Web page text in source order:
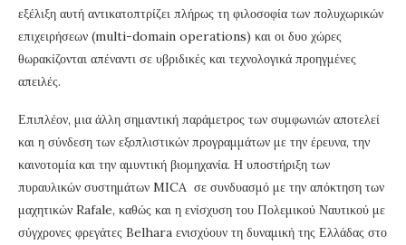
εξέλιξη αυτή αντικατοπτρίζει πλήρως τη φιλοσοφία των πολυχωρικών
επιχειρήσεων (multi-domain operations) και οι δυο χώρες
θωρακίζονται απέναντι σε υβριδικές και τεχνολογικά προηγμένες
απειλές.
Επιπλέον, μια άλλη σημαντική παράμετρος των συμφωνιών αποτελεί
και η σύνδεση των εξοπλιστικών προγραμμάτων με την έρευνα, την
καινοτομία και την αμυντική βιομηχανία. Η υποστήριξη των
πυραυλικών συστημάτων MICA σε συνδυασμό με την απόκτηση των
μαχητικών Rafale, καθώς και η ενίσχυση του Πολεμικού Ναυτικού με
σύγχρονες φρεγάτες Belhara ενισχύουν τη δυναμική της Ελλάδας στο